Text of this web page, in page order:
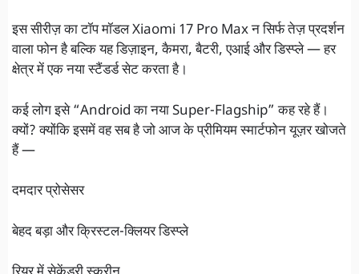
इस सीरीज़ का टॉप मॉडल Xiaomi 17 Pro Max न सिर्फ तेज़ प्रदर्शन
वाला फोन है बल्कि यह डिज़ाइन, कैमरा, बैटरी, एआई और डिस्प्ले — हर
क्षेत्र में एक नया स्टैंडर्ड सेट करता है।
कई लोग इसे “Android का नया Super-Flagship” कह रहे हैं।
क्यों? क्योंकि इसमें वह सब है जो आज के प्रीमियम स्मार्टफोन यूज़र खोजते
हैं —
दमदार प्रोसेसर
बेहद बड़ा और क्रिस्टल-क्लियर डिस्प्ले